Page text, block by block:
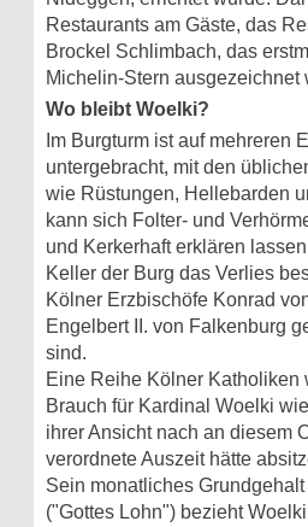
Restaurants am Gäste, das
Brockel Schlimbach, das
Michelin-Stern ausgezeichnet
Wo bleibt Woelki?
Im Burgturm ist auf mehreren
untergebracht, mit den
wie Rüstungen, Hellebarden
kann sich Folter- und
und Kerkerhaft erklären
Keller der Burg das Verlies
Kölner Erzbischöfe Konrad
Engelbert II. von Falkenburg
sind.
Eine Reihe Kölner Katholiken
Brauch für Kardinal Woelki
ihrer Ansicht nach an diesem
verordnete Auszeit hätte
Sein monatliches
("Gottes Lohn") bezieht